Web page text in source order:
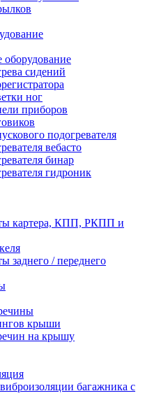
оборудование
сидений
ног
приборов
подогревателя
вебасто
бинар
гидроник
картера, КПП, РКПП и
заднего / переднего
крыши
на крышу
багажника с